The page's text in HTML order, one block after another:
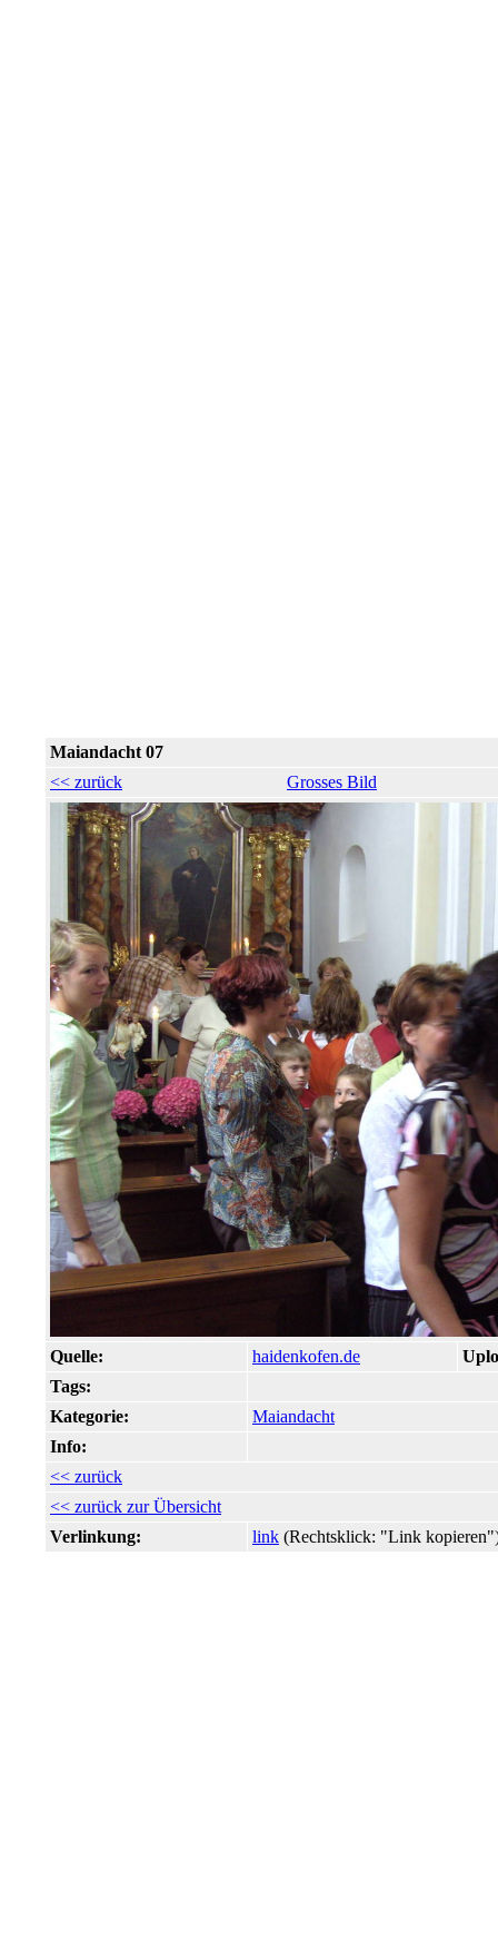
Maiandacht 07
<< zurück
Grosses Bild
Quelle: haidenkofen.de
Tags:
Kategorie:
Maiandacht
Info:
<< zurück
<< zurück zur Übersicht
Verlinkung:
link (Rechtsklick: "Link